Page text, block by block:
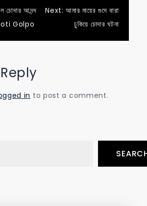
চোদার আনন্দ
Golpo
Next: আমার মায়ের গুদে বারা
ঢুকিয়ে চোদার ঘটনা
in to post a comment.